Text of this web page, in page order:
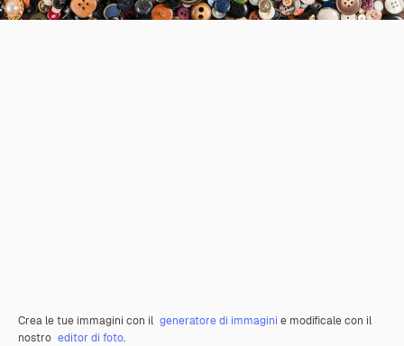
Crea le tue immagini con il generatore di immagini e modificale con il
nostro editor di foto.